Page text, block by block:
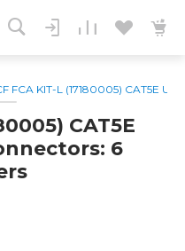
FCA KIT-L (17180005) CAT5E
CAT5E
6